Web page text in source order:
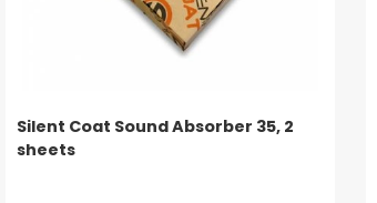
Silent Coat Sound Absorber 35, 2
sheets